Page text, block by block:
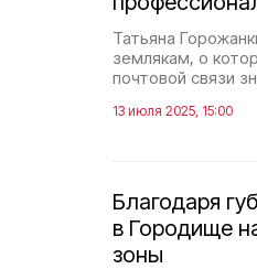
Татьяна
землякам, о
почтовой связи
13 июля 2025, 15:00
Благодаря
в Городище
зоны